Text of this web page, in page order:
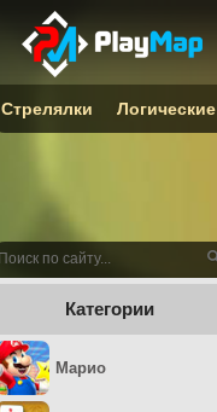
Категории
Марио
Стрелялки Логические